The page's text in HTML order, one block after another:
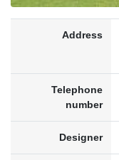
Address
Telephone
number
Designer